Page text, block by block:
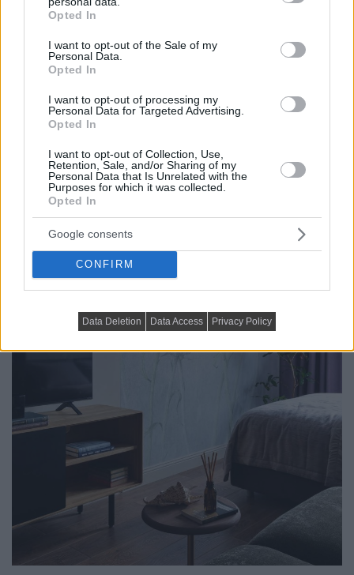
grant or deny consent to Google and its third-party tags to
use your data for below specified purposes in below Google
consent section.
Opted In
I want to opt-out of the Sale of my
Personal Data.
Opted In
I want to opt-out of processing my
Personal Data for Targeted Advertising.
Opted In
I want to opt-out of Collection, Use,
Retention, Sale, and/or Sharing of my
Personal Data that Is Unrelated with the
Purposes for which it was collected.
Opted In
Google consents
CONFIRM
Data Deletion Data Access Privacy Policy